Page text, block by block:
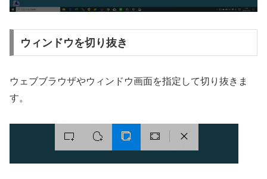
ウィンドウを切り抜き
ウェブブラウザやウィンドウ画面を指定して切り抜きま
す。